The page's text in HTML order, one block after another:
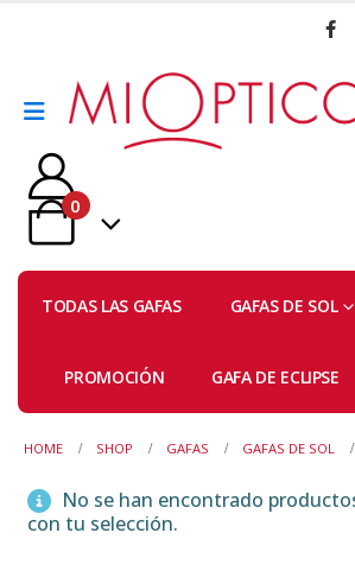
0
TODAS LAS GAFAS GAFAS DE SOL
PROMOCIÓN GAFA DE ECLIPSE
HOME SHOP GAFAS GAFAS DE SOL
No se han encontrado
con tu selección.